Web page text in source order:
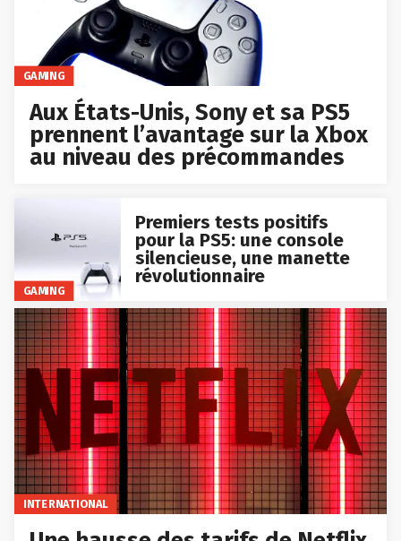
GAMING
Aux États-Unis, Sony et sa PS5
prennent l’avantage sur la Xbox
au niveau des précommandes
GAMING
Premiers tests positifs
pour la PS5: une console
silencieuse, une manette
révolutionnaire
INTERNATIONAL